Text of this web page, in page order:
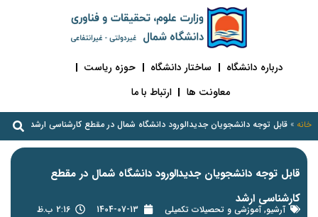
درباره دانشگاه ساختار دانشگاه
حوزه ریاست
معاونت ها
ارتباط با ما
خانه »قابل توجه دانشجویان جدیدالورود دانشگاه شمال در مقطع کارشناسی ارشد
قابل توجه دانشجویان جدیدالورود دانشگاه شمال در مقطع
کارشناسی ارشد
آرشیو, آموزشی و تحصیلات تکمیلی 1404-07-13 2:16 ب.ظ